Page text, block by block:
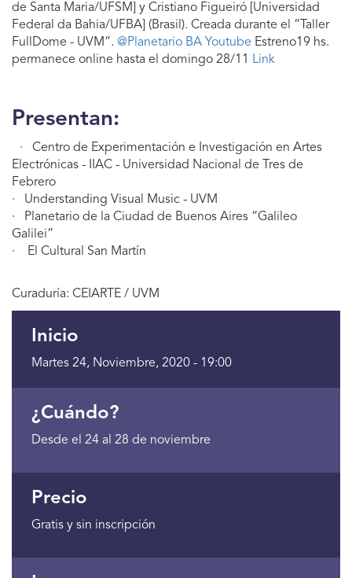
de Santa Maria/UFSM] y Cristiano Figueiró [Universidad
Federal da Bahia/UFBA] (Brasil). Creada durante el “Taller
FullDome - UVM”. @Planetario BA Youtube Estreno19 hs.
permanece online hasta el domingo 28/11
Link
Presentan:
· Centro de Experimentación e Investigación en Artes
Electrónicas - IIAC - Universidad Nacional de Tres de
Febrero
· Understanding Visual Music - UVM
· Planetario de la Ciudad de Buenos Aires “Galileo
Galilei”
· El Cultural San Martín
Curaduría: CEIARTE / UVM
Inicio
Martes 24, Noviembre, 2020 - 19:00
¿Cuándo?
Desde el 24 al 28 de noviembre
Precio
Gratis y sin inscripción